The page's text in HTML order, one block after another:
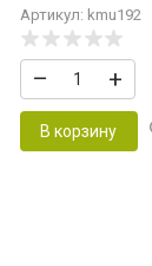
Артикул: kmu192
– +
В корзину